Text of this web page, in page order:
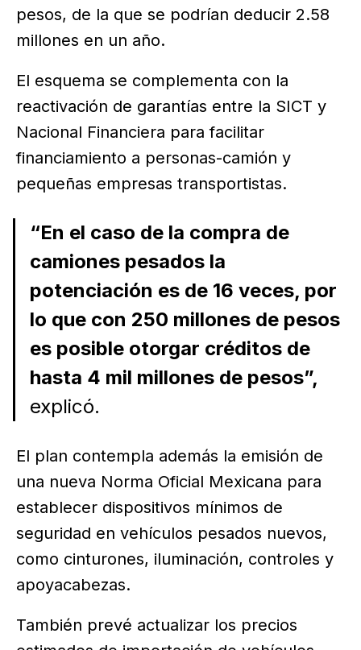
pesos, de la que se podrían deducir 2.58
millones en un año.
El esquema se complementa con la
reactivación de garantías entre la SICT y
Nacional Financiera para facilitar
financiamiento a personas-camión y
pequeñas empresas transportistas.
“En el caso de la compra de
camiones pesados la
potenciación es de 16 veces, por
lo que con 250 millones de pesos
es posible otorgar créditos de
hasta 4 mil millones de pesos”,
explicó.
El plan contempla además la emisión de
una nueva Norma Oficial Mexicana para
establecer dispositivos mínimos de
seguridad en vehículos pesados nuevos,
como cinturones, iluminación, controles y
apoyacabezas.
También prevé actualizar los precios